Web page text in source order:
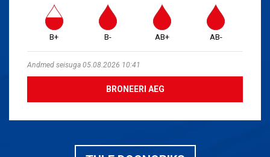
B+ B- AB+ AB-
Andmed seisuga 05.08.2026 10:41
BRONEERI AEG